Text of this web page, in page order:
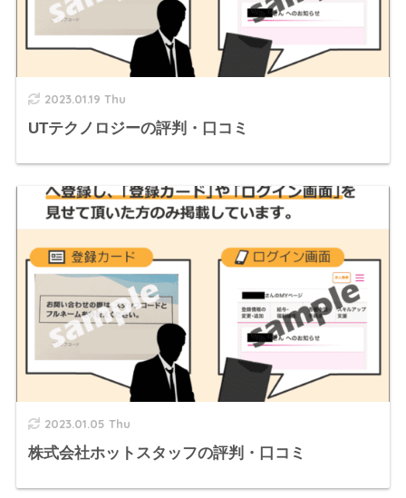
2023.01.19 Thu
UTテクノロジーの評判・口コミ
2023.01.05 Thu
株式会社ホットスタッフの評判・口コミ